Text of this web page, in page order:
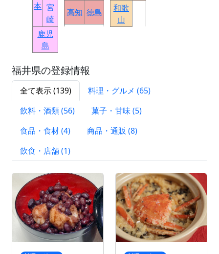
本 宮
崎
高知 徳島
和歌
山
鹿児
島
福井県の登録情報
全て表示 (139)
料理・グルメ (65)
飲料・酒類 (56)
菓子・甘味 (5)
食品・食材 (4)
商品・通販 (8)
飲食・店舗 (1)